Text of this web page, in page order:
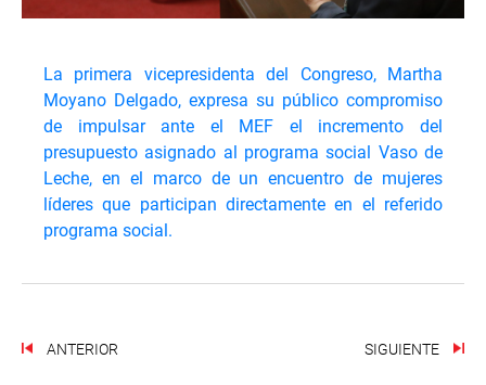
La primera vicepresidenta del Congreso, Martha
Moyano Delgado, expresa su público compromiso
de impulsar ante el MEF el incremento del
presupuesto asignado al programa social Vaso de
Leche, en el marco de un encuentro de mujeres
líderes que participan directamente en el referido
programa social.
ANTERIOR SIGUIENTE